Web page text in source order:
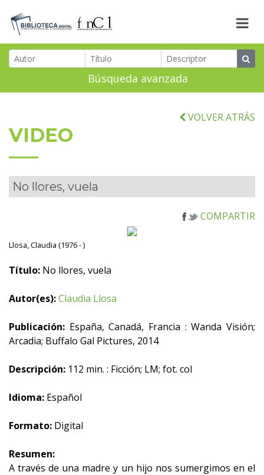
Búsqueda avanzada
VOLVER ATRÁS
VIDEO
No llores, vuela
COMPARTIR
Llosa, Claudia (1976 - )
Título: No llores, vuela
Autor(es):Claudia Llosa
Publicación: España, Canadá, Francia : Wanda Visión;
Arcadia; Buffalo Gal Pictures, 2014
Descripción: 112 min. : Ficción; LM; fot. col
Idioma: Español
Formato: Digital
Resumen:
A través de una madre y un hijo nos sumergimos en el